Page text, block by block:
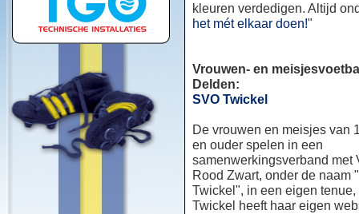
kleuren verdedigen. Altijd
het mét elkaar doen!"
Vrouwen- en
Delden:
SVO Twickel
De vrouwen en meisjes van
en ouder spelen in een
samenwerkingsverband met
Rood Zwart, onder de naam
Twickel", in een eigen
Twickel heeft haar eigen